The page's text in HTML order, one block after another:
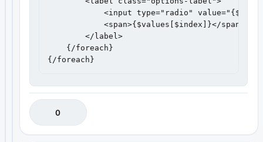
<input type="radio"
            <span>{$values[$index]}</span>
        </label>
    {/foreach}
{/foreach}
0